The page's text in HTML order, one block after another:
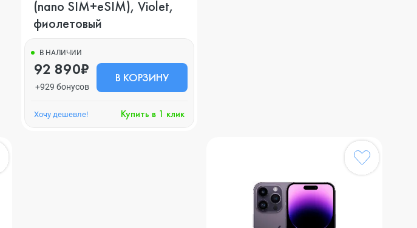
(nano SIM+eSIM), Violet,
фиолетовый
В НАЛИЧИИ
92 890₽
+929 бонусов
В КОРЗИНУ
Хочу дешевле! Купить в 1 клик